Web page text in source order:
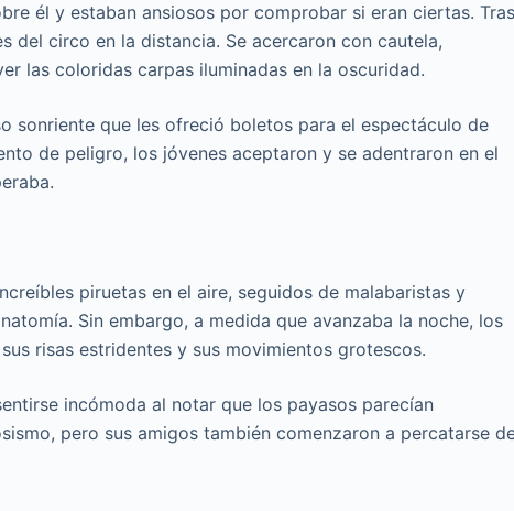
él y estaban ansiosos por comprobar si eran ciertas.
del circo en la distancia. Se acercaron con cautela,
las coloridas carpas iluminadas en la oscuridad.
sonriente que les ofreció boletos para el espectáculo de
de peligro, los jóvenes aceptaron y se adentraron en el
piruetas en el aire, seguidos de malabaristas y
Sin embargo, a medida que avanzaba la noche, los
risas estridentes y sus movimientos grotescos.
incómoda al notar que los payasos parecían
pero sus amigos también comenzaron a percatarse